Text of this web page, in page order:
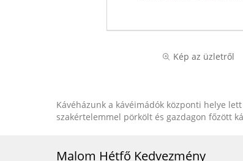
Kép az üzletről
Kávéházunk a kávéimádók központi helye
szakértelemmel pörkölt és gazdagon főzött
Malom Hétfő Kedvezmény